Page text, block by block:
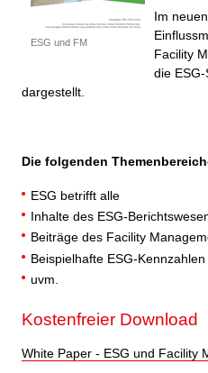
ESG und FM
Im
Facility
die
dargestellt.
Die folgenden
ESG betrifft alle
Inhalte des ESG-
Beiträge des Facility
Beispielhafte ESG-
uvm.
Kostenfreier Download
White Paper - ESG und Facility